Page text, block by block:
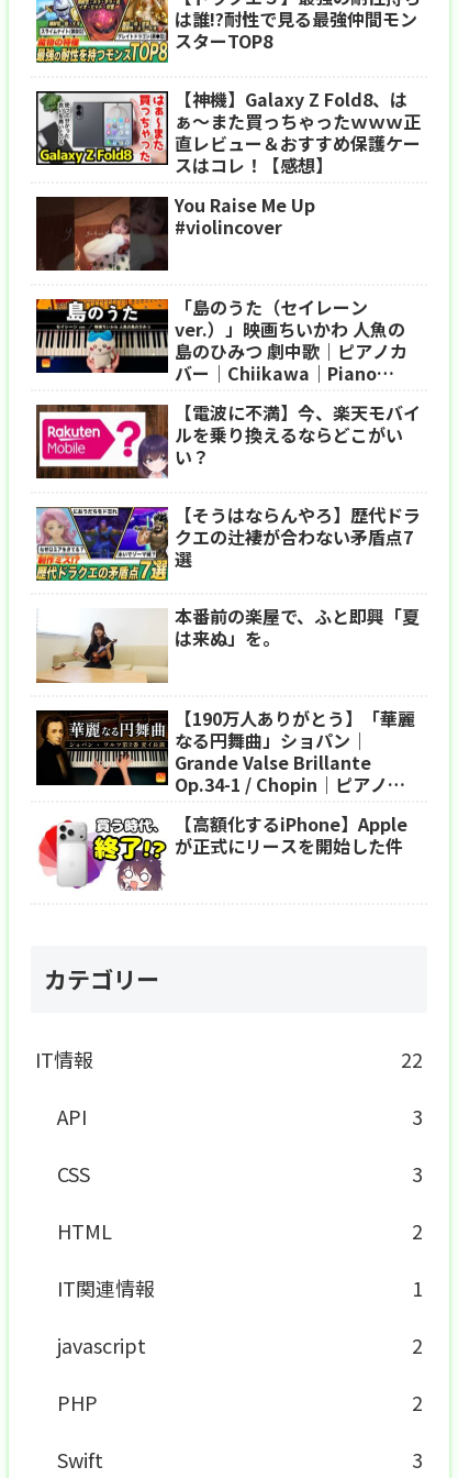
は誰!?耐性で見る最強仲間モン
スターTOP8
【神機】Galaxy Z Fold8、は
ぁ〜また買っちゃったｗｗｗ正
直レビュー＆おすすめ保護ケー
スはコレ！【感想】
You Raise Me Up
#violincover
「島のうた（セイレーン
ver.）」映画ちいかわ 人魚の
島のひみつ 劇中歌｜ピアノカ
バー｜Chiikawa｜Piano
【電波に不満】今、楽天モバイ
ルを乗り換えるならどこがい
い？
【そうはならんやろ】歴代ドラ
クエの辻褄が合わない矛盾点7
選
本番前の楽屋で、ふと即興「夏
は来ぬ」を。
【190万人ありがとう】「華麗
なる円舞曲」ショパン｜
Grande Valse Brillante
Op.34-1 / Chopin｜ピアノ｜
【高額化するiPhone】Apple
が正式にリースを開始した件
カテゴリー
IT情報
22
API
3
CSS
3
HTML
2
IT関連情報
1
javascript
2
PHP
2
Swift
3